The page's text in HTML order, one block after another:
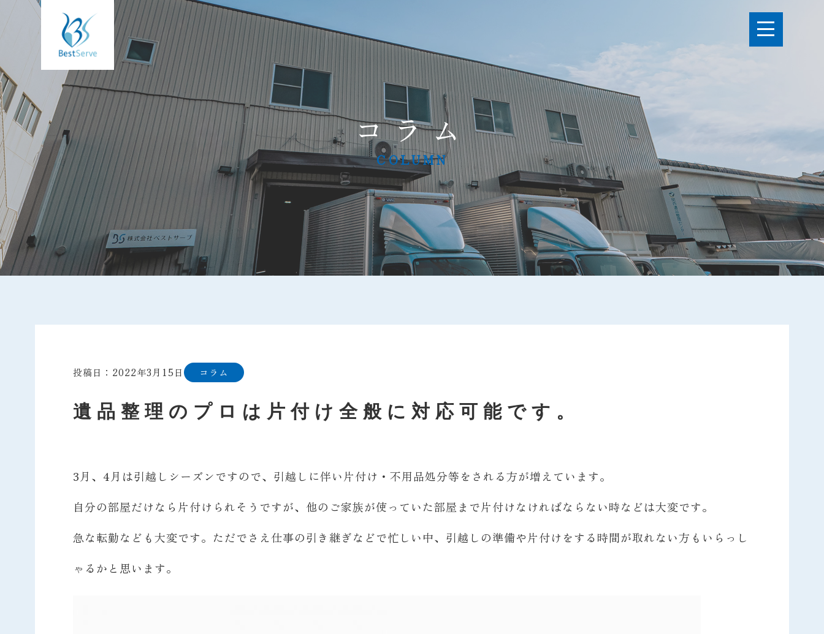
コラム
COLUMN
投稿日：2022年3月15日 コラム
遺品整理のプロは片付け全般に対応可能です。
3月、4月は引越しシーズンですので、引越しに伴い片付け・不用品処分等をされる方が増えています。
自分の部屋だけなら片付けられそうですが、他のご家族が使っていた部屋まで片付けなければならない時などは大変です。
急な転勤なども大変です。ただでさえ仕事の引き継ぎなどで忙しい中、引越しの準備や片付けをする時間が取れない方もいらっし
ゃるかと思います。